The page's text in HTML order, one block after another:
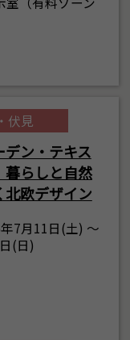
伏見
デン・テキス
らしと自然
北欧デザイン
7月11日(土) ～
(日)